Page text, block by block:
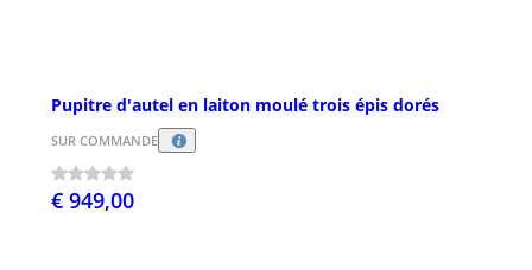
Pupitre d'autel en laiton moulé trois épis dorés
SUR COMMANDE
€ 949,00